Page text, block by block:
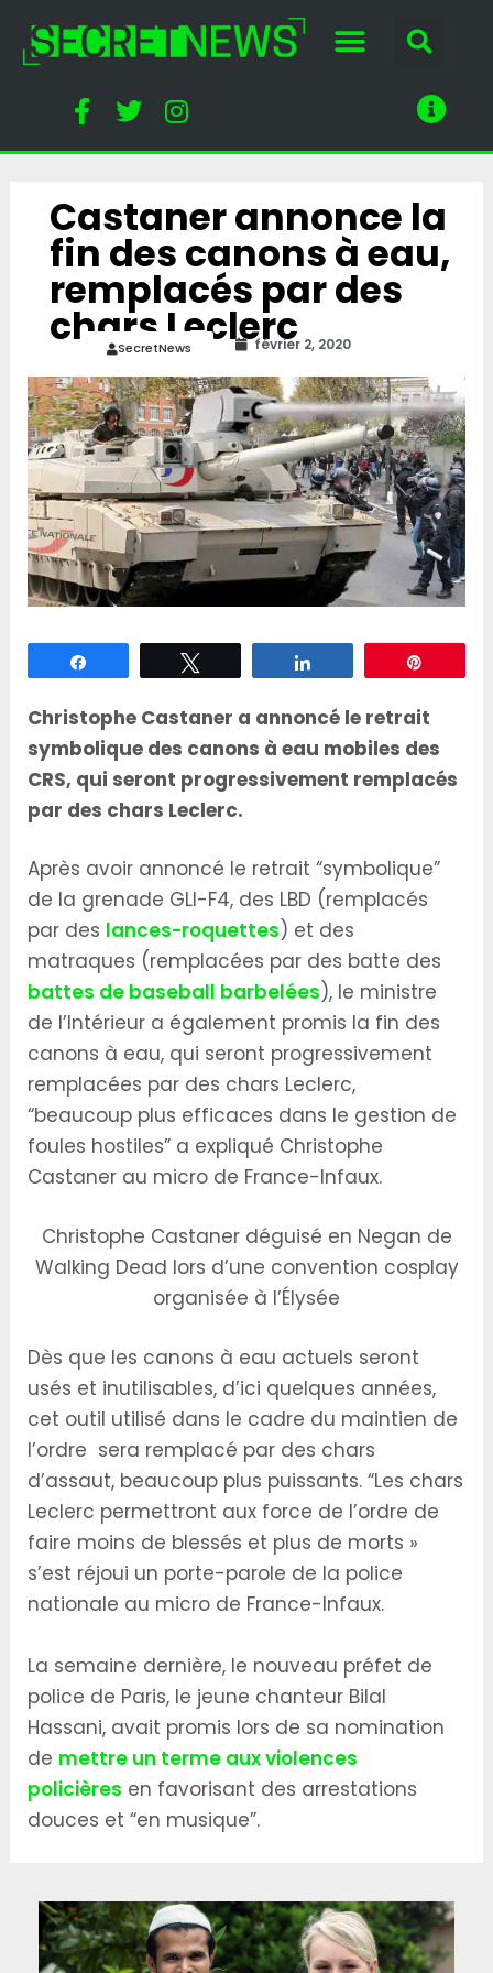
Castaner annonce la
fin des canons à eau,
remplacés par des
chars Leclerc
SecretNews février 2, 2020
Christophe Castaner a annoncé le retrait
symbolique des canons à eau mobiles des
CRS, qui seront progressivement remplacés
par des chars Leclerc.
Après avoir annoncé le retrait “symbolique”
de la grenade GLI-F4, des LBD (remplacés
par des lances-roquettes) et des
matraques (remplacées par des batte des
battes de baseball barbelées), le ministre
de l’Intérieur a également promis la fin des
canons à eau, qui seront progressivement
remplacées par des chars Leclerc,
“beaucoup plus efficaces dans le gestion de
foules hostiles” a expliqué Christophe
Castaner au micro de France-Infaux.
Christophe Castaner déguisé en Negan de
Walking Dead lors d’une convention cosplay
organisée à l’Élysée
Dès que les canons à eau actuels seront
usés et inutilisables, d’ici quelques années,
cet outil utilisé dans le cadre du maintien de
l’ordre sera remplacé par des chars
d’assaut, beaucoup plus puissants. “Les chars
Leclerc permettront aux force de l’ordre de
faire moins de blessés et plus de morts »
s’est réjoui un porte-parole de la police
nationale au micro de France-Infaux.
La semaine dernière, le nouveau préfet de
police de Paris, le jeune chanteur Bilal
Hassani, avait promis lors de sa nomination
de mettre un terme aux violences
policières en favorisant des arrestations
douces et “en musique”.